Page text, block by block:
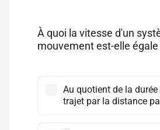
S'inscrire
Pour profiter de 10
À quoi la vitesse d'un
mouvement est-elle égale
Au quotient de la durée
trajet par la distance